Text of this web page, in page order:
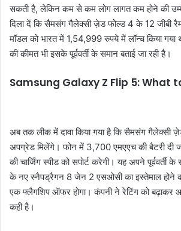
सकती है, लेकिन कम से कम लोग लागत कम होने की
दिला दें कि सैमसंग गैलेक्सी ज़ेड फोल्ड 4 के 12 जीबी
मॉडल को भारत में 1,54,999 रुपये में लॉन्च किया
की कीमत भी इसके पूर्ववर्ती के समान बताई जा रही है।
Samsung Galaxy Z Flip 5: What
अब तक लीक में दावा किया गया है कि सैमसंग गैलेक्सी
अपग्रेड मिलेंगे। फोन में 3,700 एमएएच की बैटरी दी
की चार्जिंग स्पीड को सपोर्ट करेगी। यह अपने पूर्ववर्ती
के नए स्नैपड्रैगन 8 जेन 2 एसओसी का इस्तेमाल होने
एक फ्लैगशिप ऑफर होगा। कंपनी ने रेटिंग को बढ़ाकर
कही है।